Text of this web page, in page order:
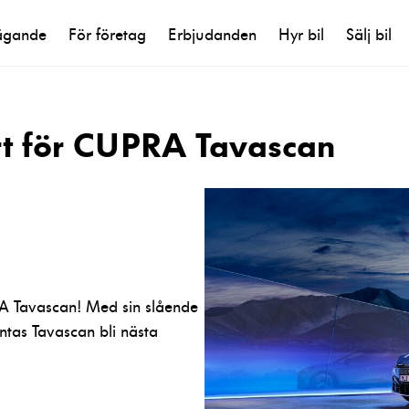
För företag Erbjudanden Hyr bil Sälj bil
för CUPRA Tavascan
Tavascan! Med sin slående
Tavascan bli nästa